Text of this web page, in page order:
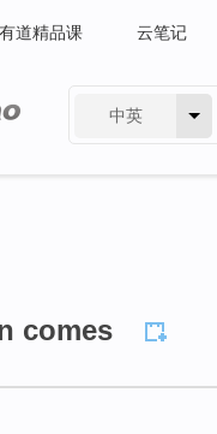
有道精品课 云笔记
中英
comes